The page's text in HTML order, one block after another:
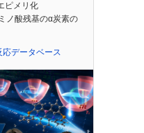
ピメリ化
ノ酸残基のα炭素の
データベース